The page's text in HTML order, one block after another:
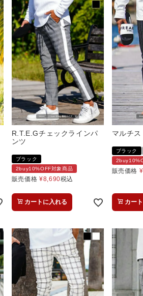
R.T.E.Gチェックラインパ
ンツ
ブラック
2buy10%OFF対象商品
販売価格 ¥8,690税込
カートに入れる
マルチ
ブラック
販売価格 ¥
カー